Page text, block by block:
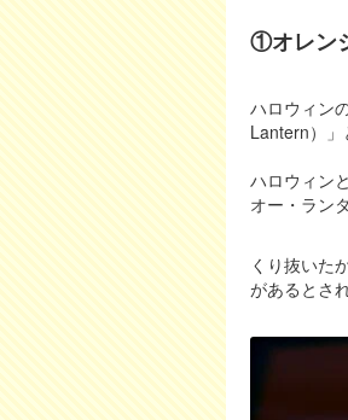
①オレン
ハロウィン
Lantern）」
ハロウィン
オー・ラン
くり抜いた
があるとさ